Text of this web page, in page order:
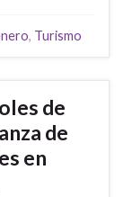
, Turismo
de
de
en